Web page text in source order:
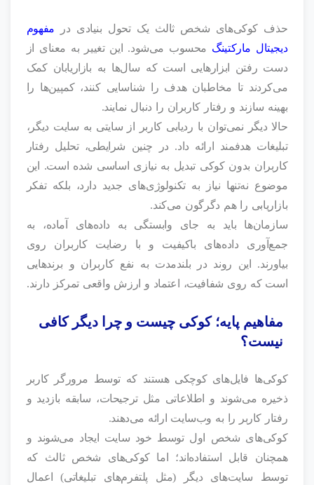
حذف کوکی‌های شخص ثالث یک تحول بنیادی در
مفهوم
دیجیتال مارکتینگ محسوب می‌شود. این تغییر به معنای از
دست رفتن ابزارهایی است که سال‌ها به بازاریابان کمک
می‌کردند تا مخاطبان هدف را شناسایی کنند، کمپین‌ها را
بهینه سازند و رفتار کاربران را دنبال نمایند.
حالا دیگر نمی‌توان با ردیابی کاربر از سایتی به سایت دیگر،
تبلیغات هدفمند ارائه داد. در چنین شرایطی، تحلیل رفتار
کاربران بدون کوکی تبدیل به نیازی اساسی شده است. این
موضوع نه‌تنها نیاز به تکنولوژی‌های جدید دارد، بلکه تفکر
بازاریابی را هم دگرگون می‌کند.
سازمان‌ها باید به جای وابستگی به داده‌های آماده، به
جمع‌آوری داده‌های باکیفیت و با رضایت کاربران روی
بیاورند. این روند در بلندمدت به نفع کاربران و برندهایی
است که روی شفافیت، اعتماد و ارزش واقعی تمرکز دارند.
مفاهیم پایه؛ کوکی چیست و چرا دیگر کافی
نیست؟
کوکی‌ها فایل‌های کوچکی هستند که توسط مرورگر کاربر
ذخیره می‌شوند و اطلاعاتی مثل ترجیحات، سابقه بازدید و
رفتار کاربر را به وب‌سایت ارائه می‌دهند.
کوکی‌های شخص اول توسط خود سایت ایجاد می‌شوند و
همچنان قابل استفاده‌اند؛ اما کوکی‌های شخص ثالث که
توسط سایت‌های دیگر (مثل پلتفرم‌های تبلیغاتی) اعمال